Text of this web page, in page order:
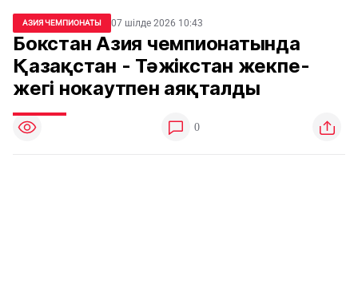
АЗИЯ ЧЕМПИОНАТЫ 07 шілде 2026 10:43
Бокстан Азия чемпионатында
Қазақстан - Тәжікстан жекпе-
жегі нокаутпен аяқталды
0